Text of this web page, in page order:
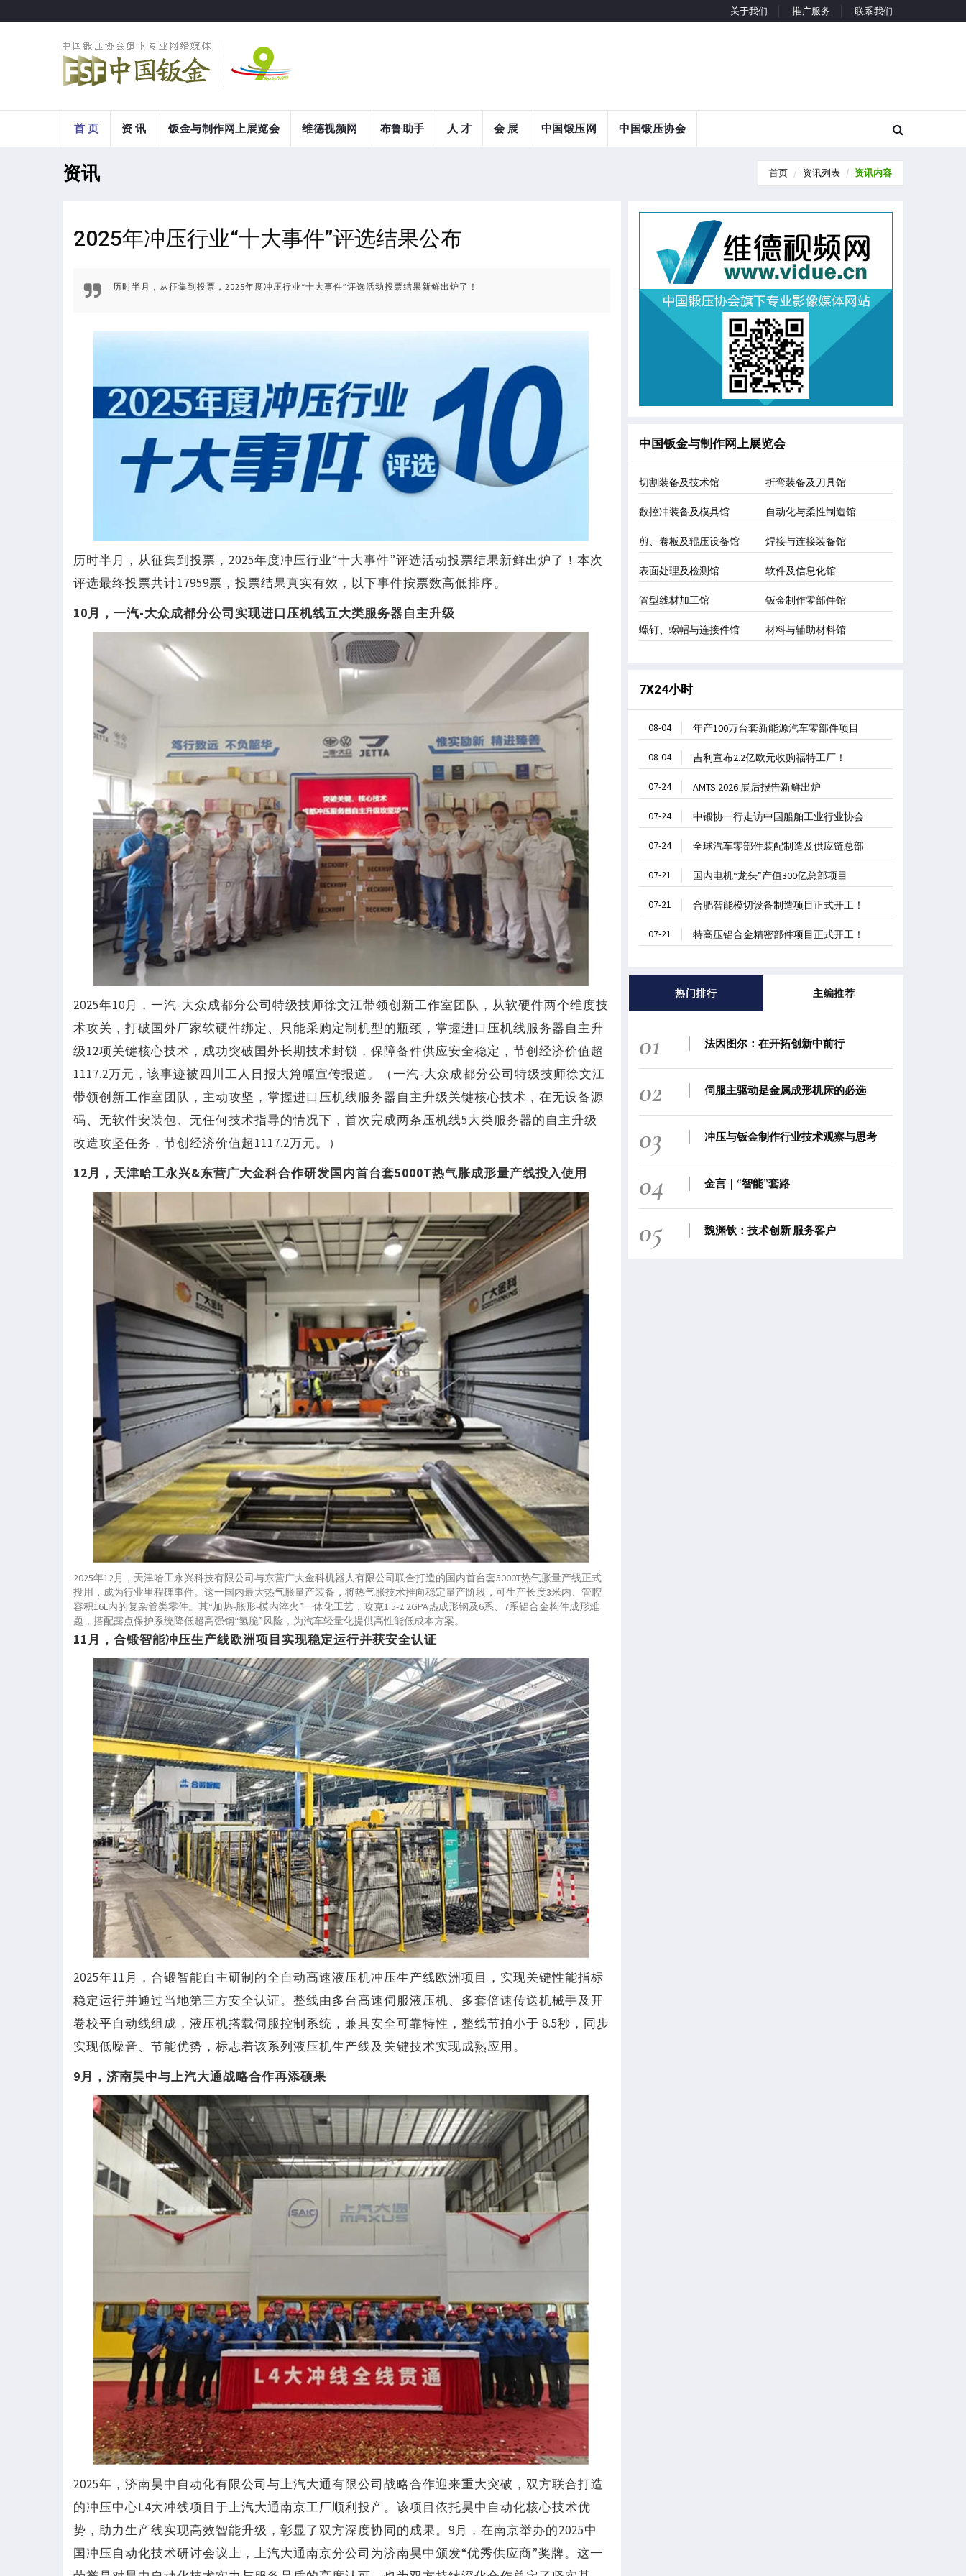
关于我们 推广服务 联系我们
首 页 资 讯 钣金与制作网上展览会 维德视频网 布鲁助手 人 才 会 展 中国锻压网 中国锻压协会
资讯 首页 资讯列表 资讯内容
2025年冲压行业“十大事件”评选结果公布
历时半月，从征集到投票，2025年度冲压行业“十大事件”评选活动投票结果新鲜出炉了！
历时半月，从征集到投票，2025年度冲压行业“十大事件”评选活动投票结果新鲜出炉了！本次
评选最终投票共计17959票，投票结果真实有效，以下事件按票数高低排序。
10月，一汽-大众成都分公司实现进口压机线五大类服务器自主升级
2025年10月，一汽-大众成都分公司特级技师徐文江带领创新工作室团队，从软硬件两个维度技
术攻关，打破国外厂家软硬件绑定、只能采购定制机型的瓶颈，掌握进口压机线服务器自主升
级12项关键核心技术，成功突破国外长期技术封锁，保障备件供应安全稳定，节创经济价值超
1117.2万元，该事迹被四川工人日报大篇幅宣传报道。（一汽-大众成都分公司特级技师徐文江
带领创新工作室团队，主动攻坚，掌握进口压机线服务器自主升级关键核心技术，在无设备源
码、无软件安装包、无任何技术指导的情况下，首次完成两条压机线5大类服务器的自主升级
改造攻坚任务，节创经济价值超1117.2万元。）
12月，天津哈工永兴&东营广大金科合作研发国内首台套5000T热气胀成形量产线投入使用
2025年12月，天津哈工永兴科技有限公司与东营广大金科机器人有限公司联合打造的国内首台套5000T热气胀量产线正式
投用，成为行业里程碑事件。这一国内最大热气胀量产装备，将热气胀技术推向稳定量产阶段，可生产长度3米内、管腔
容积16L内的复杂管类零件。其“加热-胀形-模内淬火”一体化工艺，攻克1.5-2.2GPA热成形钢及6系、7系铝合金构件成形难
题，搭配露点保护系统降低超高强钢“氢脆”风险，为汽车轻量化提供高性能低成本方案。
11月，合锻智能冲压生产线欧洲项目实现稳定运行并获安全认证
2025年11月，合锻智能自主研制的全自动高速液压机冲压生产线欧洲项目，实现关键性能指标
稳定运行并通过当地第三方安全认证。整线由多台高速伺服液压机、多套倍速传送机械手及开
卷校平自动线组成，液压机搭载伺服控制系统，兼具安全可靠特性，整线节拍小于 8.5秒，同步
实现低噪音、节能优势，标志着该系列液压机生产线及关键技术实现成熟应用。
9月，济南昊中与上汽大通战略合作再添硕果
2025年，济南昊中自动化有限公司与上汽大通有限公司战略合作迎来重大突破，双方联合打造
的冲压中心L4大冲线项目于上汽大通南京工厂顺利投产。该项目依托昊中自动化核心技术优
势，助力生产线实现高效智能升级，彰显了双方深度协同的成果。9月，在南京举办的2025中
国冲压自动化技术研讨会议上，上汽大通南京分公司为济南昊中颁发“优秀供应商”奖牌。这一
中国钣金与制作网上展览会
切割装备及技术馆 折弯装备及刀具馆
数控冲装备及模具馆 自动化与柔性制造馆
剪、卷板及辊压设备馆 焊接与连接装备馆
表面处理及检测馆 软件及信息化馆
管型线材加工馆 钣金制作零部件馆
螺钉、螺帽与连接件馆 材料与辅助材料馆
7X24小时
08-04 年产100万台套新能源汽车零部件项目
08-04 吉利宣布2.2亿欧元收购福特工厂！
07-24 AMTS 2026 展后报告新鲜出炉
07-24 中锻协一行走访中国船舶工业行业协会
07-24 全球汽车零部件装配制造及供应链总部
07-21 国内电机“龙头”产值300亿总部项目
07-21 合肥智能模切设备制造项目正式开工！
07-21 特高压铝合金精密部件项目正式开工！
热门排行 主编推荐
01 法因图尔：在开拓创新中前行
02 伺服主驱动是金属成形机床的必选
03 冲压与钣金制作行业技术观察与思考
04 金言｜“智能”套路
05 魏渊钦：技术创新 服务客户